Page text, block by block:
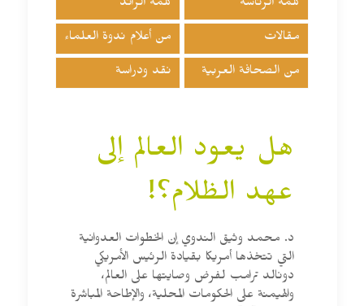
كلمة الرئاسة كلمة الرائد
مقالات من أعلام ندوة العلماء
من الصحافة العربية نقد ودراسة
هل يعود العالم إلى
عهد الظلام؟!
د. محمد وثيق الندوي إن الخطوات العدوانية
التي تتخذها أمريكا بقيادة الرئيس الأمريكي
دونالد ترامب لفرض وصايتها على العالم،
والهيمنة على الحكومات المحلية، والإطاحة المباشرة